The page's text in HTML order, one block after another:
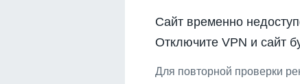
Сайт временно
Отключите VPN и сайт
Для повторной проверки